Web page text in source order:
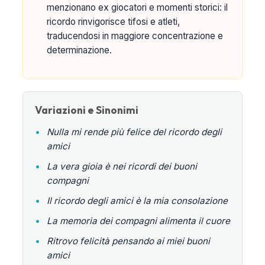
menzionano ex giocatori e momenti storici: il
ricordo rinvigorisce tifosi e atleti,
traducendosi in maggiore concentrazione e
determinazione.
Variazioni e Sinonimi
•
Nulla mi rende più felice del ricordo degli
amici
•
La vera gioia è nei ricordi dei buoni
compagni
•
Il ricordo degli amici è la mia consolazione
•
La memoria dei compagni alimenta il cuore
•
Ritrovo felicità pensando ai miei buoni
amici